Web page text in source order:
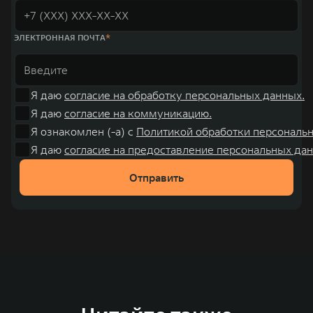
ЭЛЕКТРОННАЯ ПОЧТА
Я даю согласие на обработку персональных данных.
Я даю согласие на коммуникацию.
Я ознакомлен (-а) с Политикой обработки
Я даю согласие на предоставление персональных
Отправить